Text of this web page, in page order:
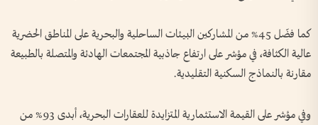
كما فضّل 45% من المشاركين البيئات الساحلية والبحرية على المناطق الحضرية
عالية الكثافة، في مؤشر على ارتفاع جاذبية المجتمعات الهادئة والمتصلة بالطبيعة
مقارنة بالنماذج السكنية التقليدية.
وفي مؤشر على القيمة الاستثمارية المتزايدة للعقارات البحرية، أبدى 93% من